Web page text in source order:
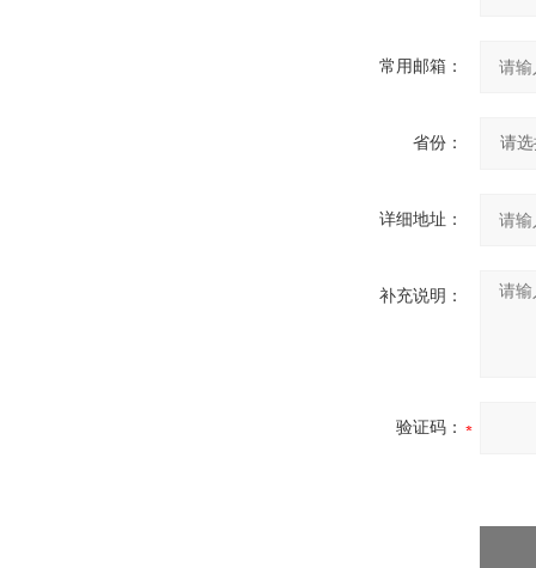
常用邮箱：
省份：
详细地址：
补充说明：
验证码：